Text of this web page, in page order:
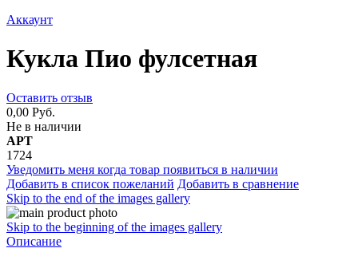
Аккаунт
Кукла Пио фулсетная
Оставить отзыв
0,00 Руб.
Не в наличии
АРТ
1724
Уведомить меня когда товар появиться в наличии
Добавить в список пожеланий Добавить в сравнение
Skip to the end of the images gallery
Skip to the beginning of the images gallery
Описание